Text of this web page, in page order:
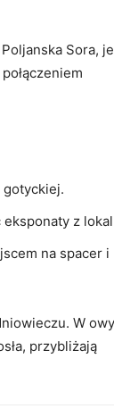
Sora,
⁢gotyckiej.
eksponaty z
na spacer i
W
przybliżają